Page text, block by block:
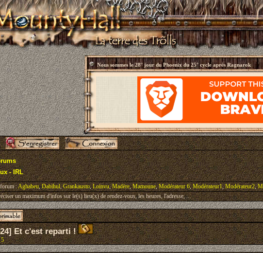
Nous sommes le28° jour du Phoenix du 25° cycle après Ragnarok
- IRL
:Aghabeu,Dabihul,Grankausto,Loinvu,Madère,Mamoune,Modérateur 6,Modérateur1,Modérateur2,
un maximum d'infos sur le(s) lieu(x) de rendez-vous, les heures, l'adresse, ...
Et c'est reparti !
5